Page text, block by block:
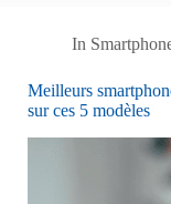
In
Meilleurs
sur ces 5 modèles